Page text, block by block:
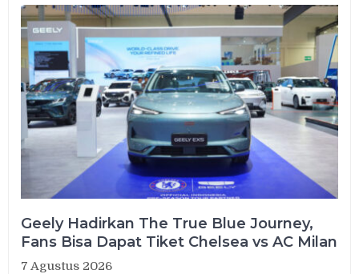
Geely Hadirkan The True Blue Journey,
Fans Bisa Dapat Tiket Chelsea vs AC Milan
7 Agustus 2026